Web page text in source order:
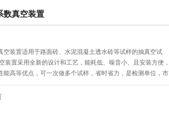
数真空装置
空装置适用于路面砖、水泥混凝土透水砖等试样的抽真空试
装置采用全新的设计和工艺，能耗低、噪音小、且安装方便，
能高等优点，可一次做多个试样，省时省力，是检测单位，市
测工具。：王玮 ：